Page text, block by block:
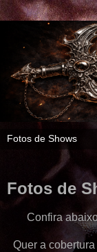
Fotos de
Confira
Quer a